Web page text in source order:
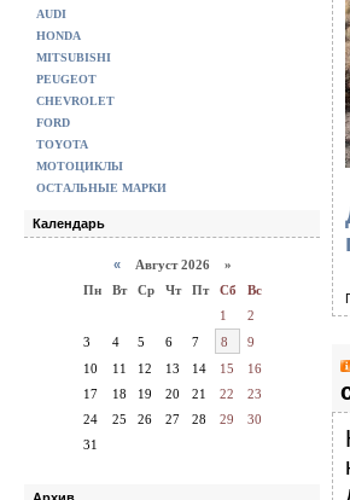
AUDI
HONDA
MITSUBISHI
PEUGEOT
CHEVROLET
FORD
TOYOTA
МОТОЦИКЛЫ
ОСТАЛЬНЫЕ МАРКИ
Календарь
« Август 2026 »
Пн
Вт Ср Чт Пт Сб
Вс
1
2
3
4 5 6 7 8
9
10
11 12 13 14 15
16
17
18 19 20 21 22
23
24
25 26 27 28 29
30
31